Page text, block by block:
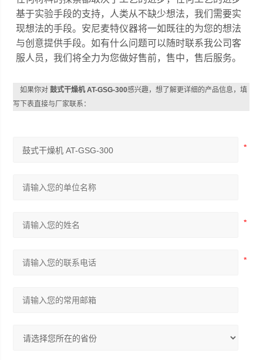
基于实验手段的支持，人类从不缺少想法，我们需要实
现想法的手段。安尼麦特仪器将一如既往的为您的想法
与创意提供手段。如有什么问题可以随时联系我公司客
服人员，我们将全力为您做好售前，售中，售后服务。
如果你对鼓式干燥机 AT-GSG-300感兴趣，想了解更详细的产品信息，填
写下表直接与厂家联系：